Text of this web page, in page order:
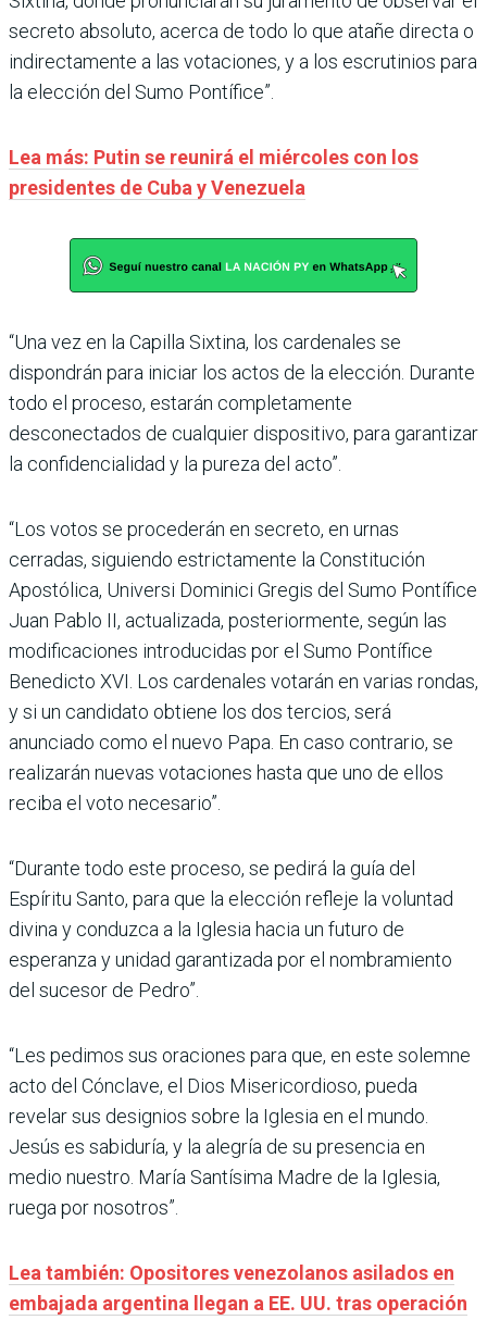
secreto absoluto, acerca de todo lo que atañe directa o
indirectamente a las votaciones, y a los escrutinios para
la elección del Sumo Pontífice”.
Lea más: Putin se reunirá el miércoles con los
presidentes de Cuba y Venezuela
“Una vez en la Capilla Sixtina, los cardenales se
dispondrán para iniciar los actos de la elección. Durante
todo el proceso, estarán completamente
desconectados de cualquier dispositivo, para garantizar
la confidencialidad y la pureza del acto”.
“Los votos se procederán en secreto, en urnas
cerradas, siguiendo estrictamente la Constitución
Apostólica, Universi Dominici Gregis del Sumo Pontífice
Juan Pablo II, actualizada, posteriormente, según las
modificaciones introducidas por el Sumo Pontífice
Benedicto XVI. Los cardenales votarán en varias rondas,
y si un candidato obtiene los dos tercios, será
anunciado como el nuevo Papa. En caso contrario, se
realizarán nuevas votaciones hasta que uno de ellos
reciba el voto necesario”.
“Durante todo este proceso, se pedirá la guía del
Espíritu Santo, para que la elección refleje la voluntad
divina y conduzca a la Iglesia hacia un futuro de
esperanza y unidad garantizada por el nombramiento
del sucesor de Pedro”.
“Les pedimos sus oraciones para que, en este solemne
acto del Cónclave, el Dios Misericordioso, pueda
revelar sus designios sobre la Iglesia en el mundo.
Jesús es sabiduría, y la alegría de su presencia en
medio nuestro. María Santísima Madre de la Iglesia,
ruega por nosotros”.
Lea también: Opositores venezolanos asilados en
embajada argentina llegan a EE. UU. tras operación